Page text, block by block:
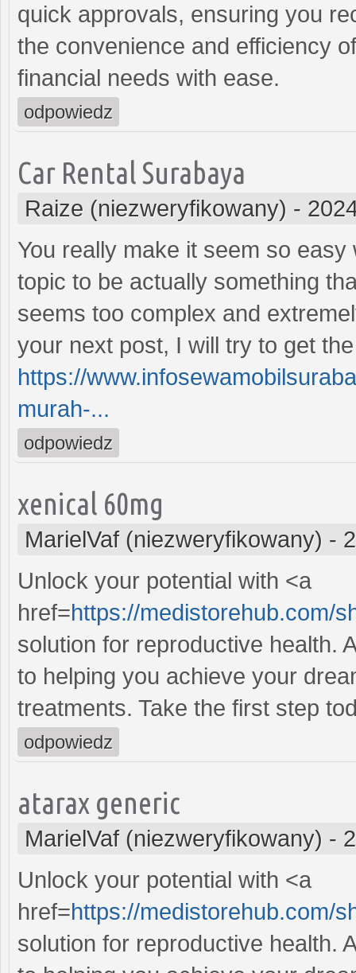
quick approvals, ensuring you
the convenience and efficiency
financial needs with ease.
odpowiedz
Car Rental Surabaya
Raize (niezweryfikowany) -
You really make it seem so
topic to be actually something
seems too complex and
your next post, I will try to get
https://
murah-...
odpowiedz
xenical 60mg
MarielVaf (niezweryfikowany) -
Unlock your potential with <a
href=https://medistorehub.com/
solution for reproductive health.
to helping you achieve your
treatments. Take the first step
odpowiedz
atarax generic
MarielVaf (niezweryfikowany) -
Unlock your potential with <a
href=https://medistorehub.com/
solution for reproductive health.